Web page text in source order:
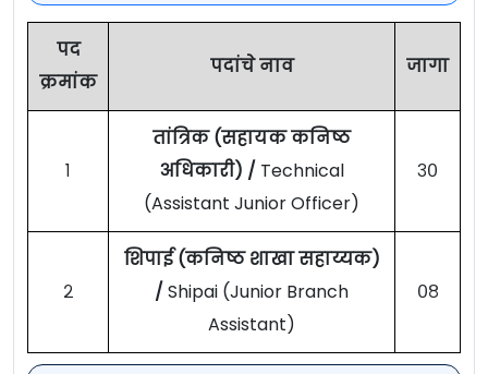
पद
क्रमांक
पदांचे नाव जागा
१
तांत्रिक (सहायक कनिष्ठ
अधिकारी) / Technical
(Assistant Junior Officer)
३०
२
शिपाई (कनिष्ठ शाखा सहाय्यक)
/ Shipai (Junior Branch
Assistant)
०८